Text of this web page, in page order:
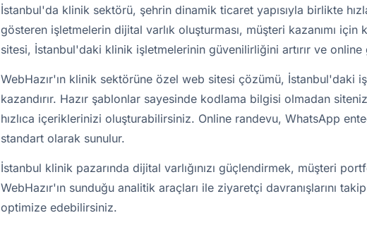
İstanbul'da klinik sektörü, şehrin dinamik ticaret yapısıyla birlikte
gösteren işletmelerin dijital varlık oluşturması, müşteri kazanımı
sitesi, İstanbul'daki klinik işletmelerinin güvenilirliğini artırır ve
WebHazır'ın klinik sektörüne özel web sitesi çözümü, İstanbul'daki
kazandırır. Hazır şablonlar sayesinde kodlama bilgisi olmadan
hızlıca içeriklerinizi oluşturabilirsiniz. Online randevu, WhatsApp
standart olarak sunulur.
İstanbul klinik pazarında dijital varlığınızı güçlendirmek, müşteri
WebHazır'ın sunduğu analitik araçları ile ziyaretçi davranışlarını
optimize edebilirsiniz.